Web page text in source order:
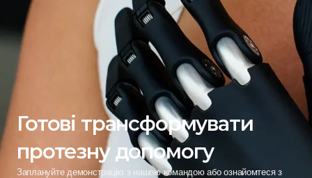
Готові трансформувати
протезну допомогу
Заплануйте демонстрацію з нашою командою або ознайомтеся з